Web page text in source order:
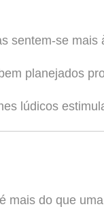
sentem-se mais
planejados
lúdicos
é mais do que